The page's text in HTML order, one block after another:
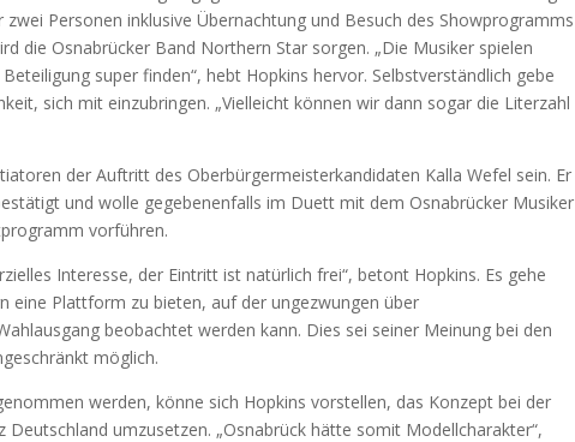
Personen inklusive Übernachtung und Besuch des Showprogramms
die Osnabrücker Band Northern Star sorgen. „Die Musiker spielen
super finden“, hebt Hopkins hervor. Selbstverständlich gebe
sich mit einzubringen. „Vielleicht können wir dann sogar die Literzahl
der Auftritt des Oberbürgermeisterkandidaten Kalla Wefel sein. Er
und wolle gegebenenfalls im Duett mit dem Osnabrücker Musiker
vorführen.
Interesse, der Eintritt ist natürlich frei“, betont Hopkins. Es gehe
eine Plattform zu bieten, auf der ungezwungen über
beobachtet werden kann. Dies sei seiner Meinung bei den
möglich.
werden, könne sich Hopkins vorstellen, das Konzept bei der
umzusetzen. „Osnabrück hätte somit Modellcharakter“,